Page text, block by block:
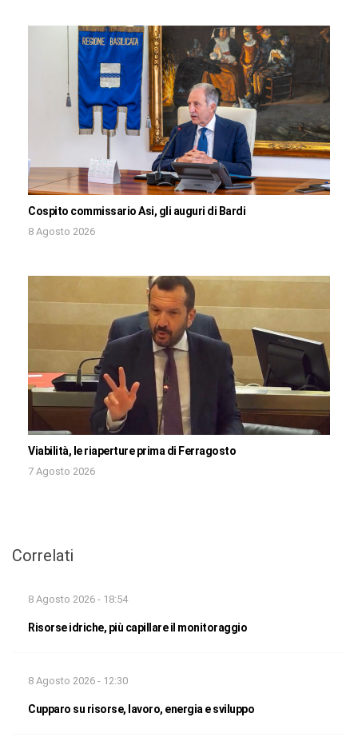
Cospito commissario Asi, gli auguri di Bardi
8 Agosto 2026
Viabilità, le riaperture prima di Ferragosto
7 Agosto 2026
Correlati
8 Agosto 2026 - 18:54
Risorse idriche, più capillare il monitoraggio
8 Agosto 2026 - 12:30
Cupparo su risorse, lavoro, energia e sviluppo